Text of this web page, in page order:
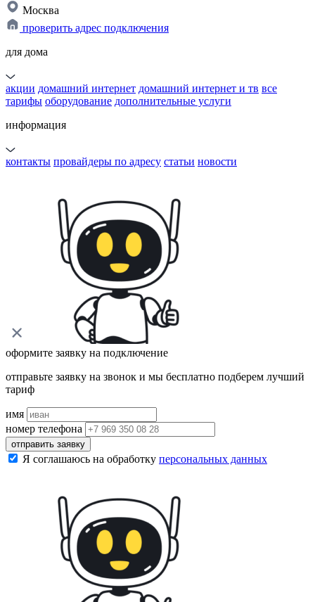
Москва
проверить адрес подключения
для дома
акции домашний интернет домашний интернет и тв все
тарифы оборудование дополнительные услуги
информация
контакты провайдеры по адресу статьи новости
оформите заявку на подключение
отправьте заявку на звонок и мы бесплатно подберем лучший
тариф
имя
номер телефона
отправить заявку
Я соглашаюсь на обработку персональных данных